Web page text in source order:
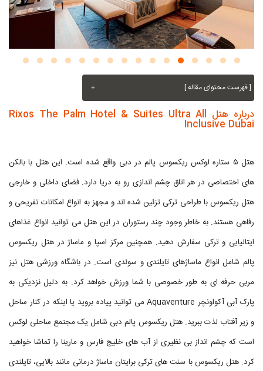
[ فهرست محتوای مقاله ] +
درباره هتل Rixos The Palm Hotel & Suites Ultra All
Inclusive Dubai
هتل ۵ ستاره لوکس ریکسوس پالم در دبی واقع شده است. این هتل با بالکن
های اختصاصی در هر اتاق چشم اندازی رو به دریا دارد. فضای داخلی و خارجی
هتل ریکسوس با طراحی ترکی تزئین شده اند و مجهز به انواع امکانات تفریحی و
رفاهی هستند. به خاطر وجود چند رستوران در این هتل می توانید انواع غذاهای
ایتالیایی و ترکی سفارش دهید. همچنین مرکز اسپا و ماساژ در هتل ریکسوس
پالم شامل انواع ماساژهای تایلندی و سوئدی است. در باشگاه ورزشی هتل نیز
مربی حرفه ای به طور خصوصی با شما ورزش خواهد کرد. به دلیل نزدیکی به
پارک آبی آکواونچر Aquaventure می توانید پیاده بروید یا اینکه در کنار ساحل
و زیر آفتاب لذت ببرید. هتل ریکسوس پالم دبی شامل یک مجتمع ساحلی لوکس
است که چشم انداز بی نظیری از آب های خلیج فارس و مارینا را تماشا خواهید
کرد. هتل ریکسوس با سنت های ترکی برایتان ماساژ درمانی مانند بالایی، تایلندی